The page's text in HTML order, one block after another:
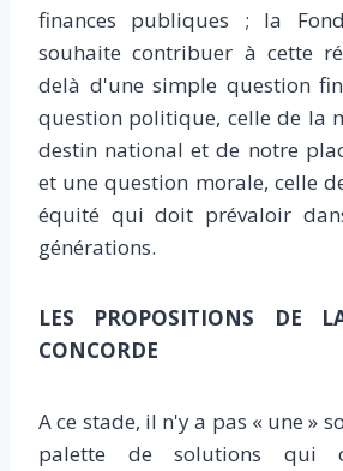
finances publiques ; la
souhaite contribuer à cette
delà d'une simple question
question politique, celle de la
destin national et de notre
et une question morale, celle
équité qui doit prévaloir
générations.
LES PROPOSITIONS DE
CONCORDE
A ce stade, il n'y a pas « une »
palette de solutions qui